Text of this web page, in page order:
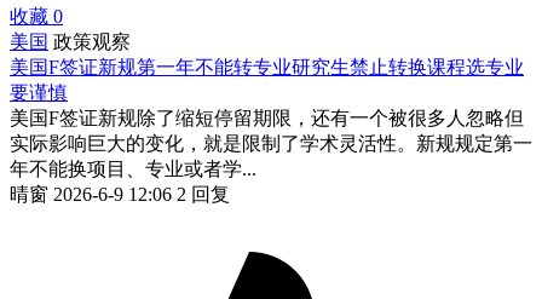
收藏 0
美国 政策观察
美国F签证新规第一年不能转专业研究生禁止转换课程选专业
要谨慎
美国F签证新规除了缩短停留期限，还有一个被很多人忽略但
实际影响巨大的变化，就是限制了学术灵活性。新规规定第一
年不能换项目、专业或者学...
晴窗 2026-6-9 12:06 2 回复